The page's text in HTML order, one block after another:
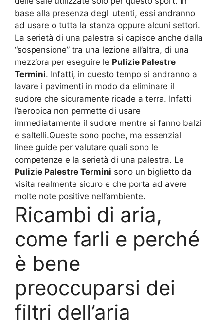
base alla presenza degli utenti, essi andranno
ad usare o tutta la stanza oppure alcuni settori.
La serietà di una palestra si capisce anche dalla
“sospensione” tra una lezione all’altra, di una
mezz’ora per eseguire le Pulizie Palestre
Termini. Infatti, in questo tempo si andranno a
lavare i pavimenti in modo da eliminare il
sudore che sicuramente ricade a terra. Infatti
l’aerobica non permette di usare
immediatamente il sudore mentre si fanno balzi
e saltelli.Queste sono poche, ma essenziali
linee guide per valutare quali sono le
competenze e la serietà di una palestra. Le
Pulizie Palestre Termini sono un biglietto da
visita realmente sicuro e che porta ad avere
molte note positive nell’ambiente.
Ricambi di aria,
come farli e perché
è bene
preoccuparsi dei
filtri dell’aria